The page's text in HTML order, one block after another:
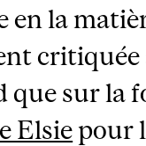
en la
que sur la
Elsiepour